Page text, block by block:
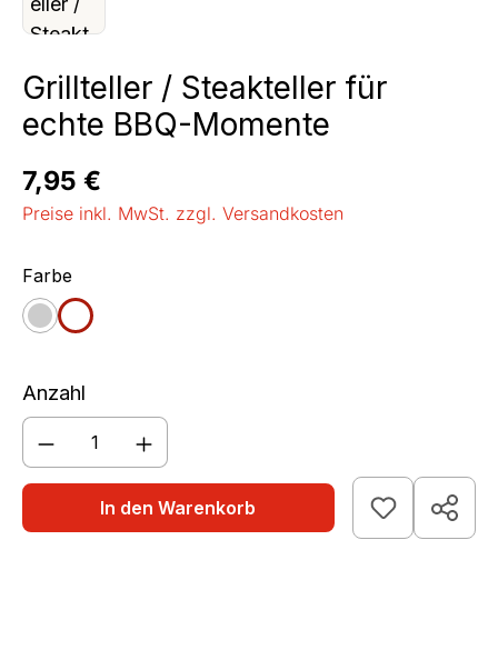
Grillteller / Steakteller für
echte BBQ-Momente
Regulärer Preis:
7,95 €
Preise inkl. MwSt. zzgl. Versandkosten
Farbeauswählen
granitweiß
Anzahl
Produkt Anzahl: Gib den
In den Warenkorb